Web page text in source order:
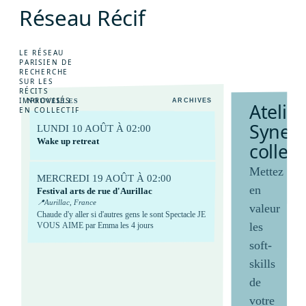
Réseau Récif
LE RÉSEAU
PARISIEN DE
RECHERCHE
SUR LES
RÉCITS
IMPROVISÉS
EN COLLECTIF
eu derôles En savo
NOUVELLES ARCHIVES
LUNDI 10 AOÛT À 02:00
Wake up retreat
MERCREDI 19 AOÛT À 02:00
Festival arts de rue d'Aurillac
📍Aurillac, France
Chaude d'y aller si d'autres gens le sont Spectacle JE
VOUS AIME par Emma les 4 jours
Ateli
Syne
colle
Mettez
en
valeur
les
soft-
skills
de
votre